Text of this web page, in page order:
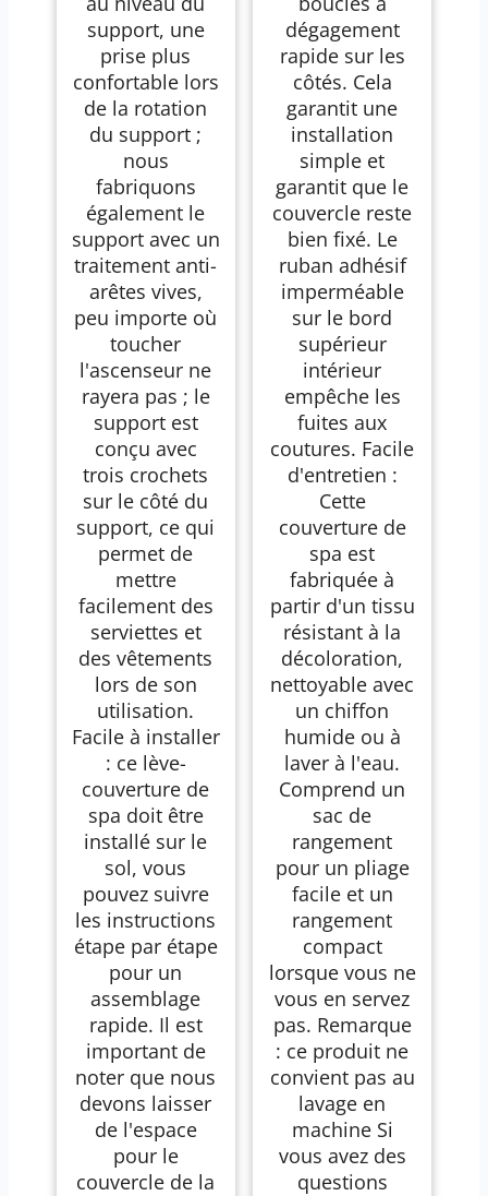
support, une
prise plus
confortable lors
de la rotation
du support ;
nous
fabriquons
également le
support avec un
traitement anti-
arêtes vives,
peu importe où
toucher
l'ascenseur ne
rayera pas ; le
support est
conçu avec
trois crochets
sur le côté du
support, ce qui
permet de
mettre
facilement des
serviettes et
des vêtements
lors de son
utilisation.
Facile à installer
: ce lève-
couverture de
spa doit être
installé sur le
sol, vous
pouvez suivre
les instructions
étape par étape
pour un
assemblage
rapide. Il est
important de
noter que nous
devons laisser
de l'espace
pour le
couvercle de la
dégagement
rapide sur les
côtés. Cela
garantit une
installation
simple et
garantit que le
couvercle reste
bien fixé. Le
ruban adhésif
imperméable
sur le bord
supérieur
intérieur
empêche les
fuites aux
coutures. Facile
d'entretien :
Cette
couverture de
spa est
fabriquée à
partir d'un tissu
résistant à la
décoloration,
nettoyable avec
un chiffon
humide ou à
laver à l'eau.
Comprend un
sac de
rangement
pour un pliage
facile et un
rangement
compact
lorsque vous ne
vous en servez
pas. Remarque
: ce produit ne
convient pas au
lavage en
machine Si
vous avez des
questions